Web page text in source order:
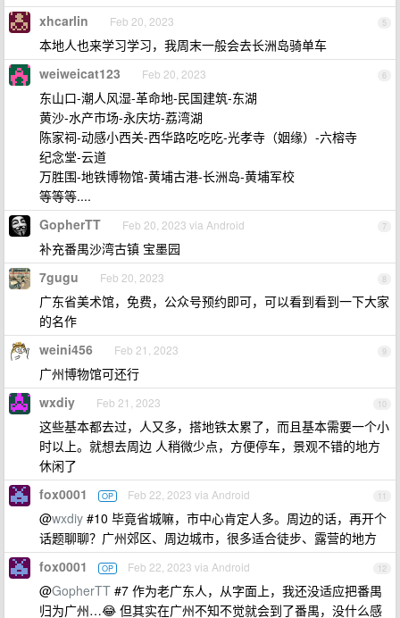
5
xhcarlin Feb 20, 2023
本地人也来学习学习，我周末一般会去长洲岛骑单车
6
weiweicat123 Feb 20, 2023
东山口-潮人风湿-革命地-民国建筑-东湖
黄沙-水产市场-永庆坊-荔湾湖
陈家祠-动感小西关-西华路吃吃吃-光孝寺（姻缘）-六榕寺
纪念堂-云道
万胜围-地铁博物馆-黄埔古港-长洲岛-黄埔军校
等等等....
7
GopherTT Feb 20, 2023 via Android
补充番禺沙湾古镇 宝墨园
8
7gugu Feb 20, 2023
广东省美术馆，免费，公众号预约即可，可以看到看到一下大家
的名作
9
weini456 Feb 21, 2023
广州博物馆可还行
10
wxdiy Feb 21, 2023
这些基本都去过，人又多，搭地铁太累了，而且基本需要一个小
时以上。就想去周边 人稍微少点，方便停车，景观不错的地方
休闲了
11
fox0001 OP Feb 22, 2023 via Android
@wxdiy #10 毕竟省城嘛，市中心肯定人多。周边的话，再开个
话题聊聊？广州郊区、周边城市，很多适合徒步、露营的地方
12
fox0001 OP Feb 22, 2023 via Android
@GopherTT #7 作为老广东人，从字面上，我还没适应把番禺
归为广州…😂 但其实在广州不知不觉就会到了番禺，没什么感